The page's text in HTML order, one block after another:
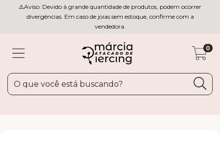
⚠️Aviso: Devido à grande quantidade de produtos, podem ocorrer
divergências. Em caso de joias sem estoque, confirme com a
vendedora.
0